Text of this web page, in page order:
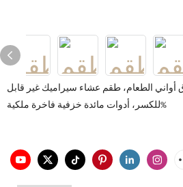
أواني الطعام، طقم عشاء سيراميك غير قابل
للكسر، أدوات مائدة خزفية فاخرة ملكية%